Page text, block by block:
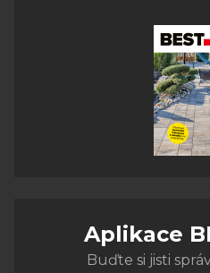
Aplikace
Buďte si jisti